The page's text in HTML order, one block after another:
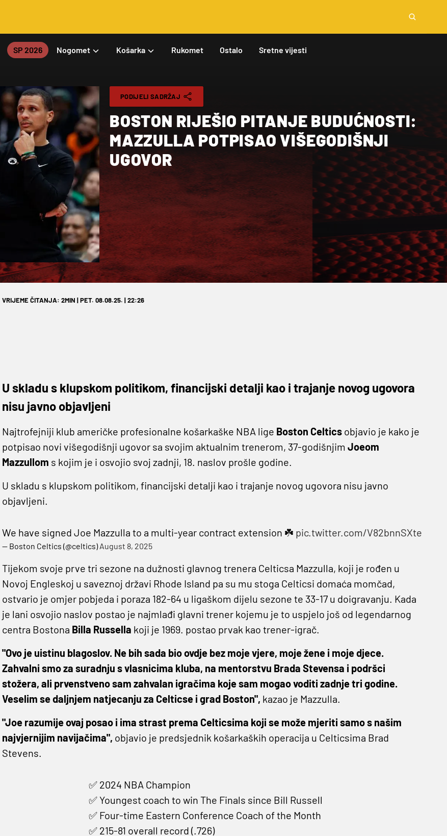
SP 2026 Nogomet Košarka Rukomet Ostalo Sretne vijesti
PODIJELI SADRŽAJ
BOSTON RIJEŠIO PITANJE BUDUĆNOSTI:
MAZZULLA POTPISAO VIŠEGODIŠNJI
UGOVOR
VRIJEME ČITANJA: 2MIN | PET. 08.08.25. | 22:26
U skladu s klupskom politikom, financijski detalji kao i trajanje novog ugovora
nisu javno objavljeni
Najtrofejniji klub američke profesionalne košarkaške NBA lige Boston Celticsobjavio je kako je
potpisao novi višegodišnji ugovor sa svojim aktualnim trenerom, 37-godišnjim Joeom
Mazzullom s kojim je i osvojio svoj zadnji, 18. naslov prošle godine.
U skladu s klupskom politikom, financijski detalji kao i trajanje novog ugovora nisu javno
objavljeni.
We have signed Joe Mazzulla to a multi-year contract extension ☘️ pic.twitter.com/V82bnnSXte
— Boston Celtics (@celtics)August 8, 2025
Tijekom svoje prve tri sezone na dužnosti glavnog trenera Celticsa Mazzulla, koji je rođen u
Novoj Engleskoj u saveznoj državi Rhode Island pa su mu stoga Celticsi domaća momčad,
ostvario je omjer pobjeda i poraza 182-64 u ligaškom dijelu sezone te 33-17 u doigravanju. Kada
je lani osvojio naslov postao je najmlađi glavni trener kojemu je to uspjelo još od legendarnog
centra Bostona Billa Russella koji je 1969. postao prvak kao trener-igrač.
"Ovo je uistinu blagoslov. Ne bih sada bio ovdje bez moje vjere, moje žene i moje djece.
Zahvalni smo za suradnju s vlasnicima kluba, na mentorstvu Brada Stevensa i podršci
stožera, ali prvenstveno sam zahvalan igračima koje sam mogao voditi zadnje tri godine.
Veselim se daljnjem natjecanju za Celticse i grad Boston", kazao je Mazzulla.
"Joe razumije ovaj posao i ima strast prema Celticsima koji se može mjeriti samo s našim
najvjernijim navijačima", objavio je predsjednik košarkaških operacija u Celticsima Brad
Stevens.
✅ 2024 NBA Champion
✅ Youngest coach to win The Finals since Bill Russell
✅ Four-time Eastern Conference Coach of the Month
✅ 215-81 overall record (.726)